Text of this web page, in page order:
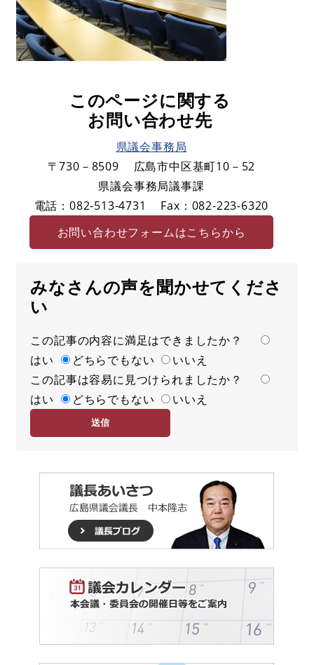
このページに関する
お問い合わせ先
県議会事務局
〒730－8509
広島市中区基町10－52
県議会事務局議事課
電話：082-513-4731
Fax：082-223-6320
お問い合わせフォームはこちらから
みなさんの声を聞かせてくださ
い
満
足
度
この記事の内容に満足はできましたか？
はい
どちらでもない
いいえ
容
易
この記事は容易に見つけられましたか？
はい
どちらでもない いいえ